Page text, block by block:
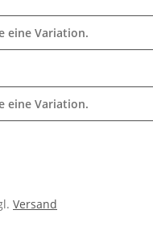
eine Variation.
eine Variation.
Versand